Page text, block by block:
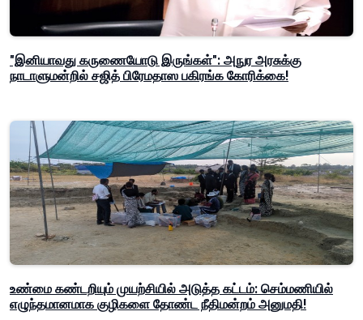
"இனியாவது கருணையோடு இருங்கள்": அநுர அரசுக்கு
நாடாளுமன்றில் சஜித் பிரேமதாஸ பகிரங்க கோரிக்கை!
உண்மை கண்டறியும் முயற்சியில் அடுத்த கட்டம்: செம்மணியில்
எழுந்தமானமாக குழிகளை தோண்ட நீதிமன்றம் அனுமதி!